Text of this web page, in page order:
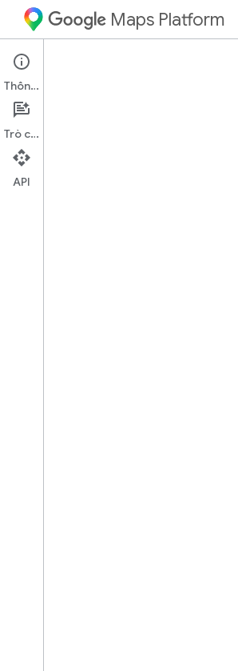
Maps Platform
Android
Hướng dẫn
Thông tin
Trò chuyện
API